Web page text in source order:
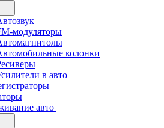
модуляторы
колонки
в авто
авто